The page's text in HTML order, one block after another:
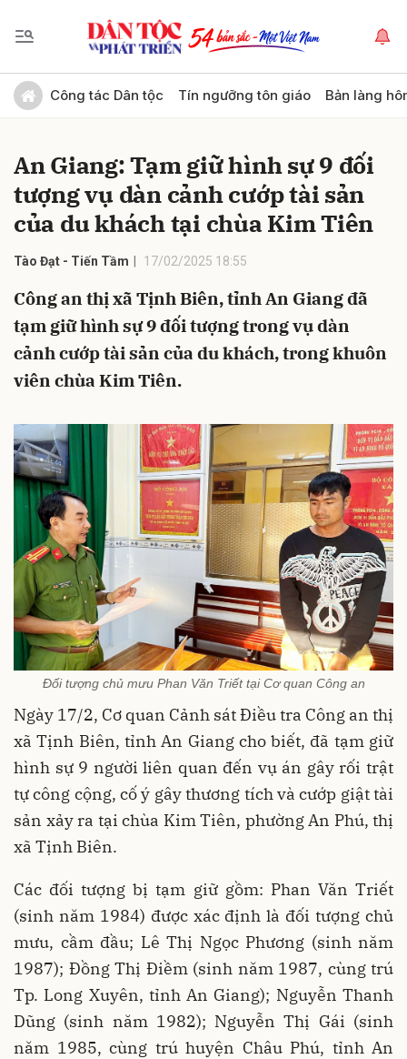
Công tác Dân tộc Tín ngưỡng tôn giáo Bản làng
An Giang: Tạm giữ hình sự 9 đối
tượng vụ dàn cảnh cướp tài sản
của du khách tại chùa Kim Tiên
Tào Đạt - Tiến Tầm 17/02/2025 18:55
Công an thị xã Tịnh Biên, tỉnh An Giang đã
tạm giữ hình sự 9 đối tượng trong vụ dàn
cảnh cướp tài sản của du khách, trong khuôn
viên chùa Kim Tiên.
Đối tượng chủ mưu Phan Văn Triết tại Cơ quan Công an
Ngày 17/2, Cơ quan Cảnh sát Điều tra Công an thị
xã Tịnh Biên, tỉnh An Giang cho biết, đã tạm giữ
hình sự 9 người liên quan đến vụ án gây rối trật
tự công cộng, cố ý gây thương tích và cướp giật tài
sản xảy ra tại chùa Kim Tiên, phường An Phú, thị
xã Tịnh Biên.
Các đối tượng bị tạm giữ gồm: Phan Văn Triết
(sinh năm 1984) được xác định là đối tượng chủ
mưu, cầm đầu; Lê Thị Ngọc Phương (sinh năm
1987); Đồng Thị Điềm (sinh năm 1987, cùng trú
Tp. Long Xuyên, tỉnh An Giang); Nguyễn Thanh
Dũng (sinh năm 1982); Nguyễn Thị Gái (sinh
năm 1985, cùng trú huyện Châu Phú, tỉnh An
Gửi bình luận